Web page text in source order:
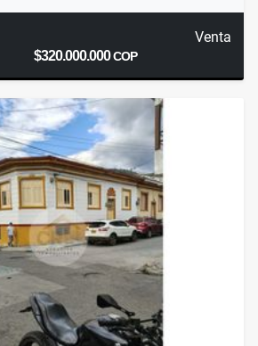
Venta
$320.000.000COP